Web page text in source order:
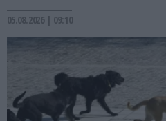
05.08.2026 | 09:10